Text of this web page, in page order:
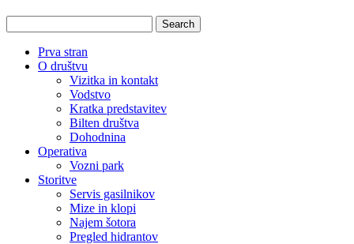
Prva stran
O društvu
Vizitka in kontakt
Vodstvo
Kratka predstavitev
Bilten društva
Dohodnina
Operativa
Vozni park
Storitve
Servis gasilnikov
Mize in klopi
Najem šotora
Pregled hidrantov